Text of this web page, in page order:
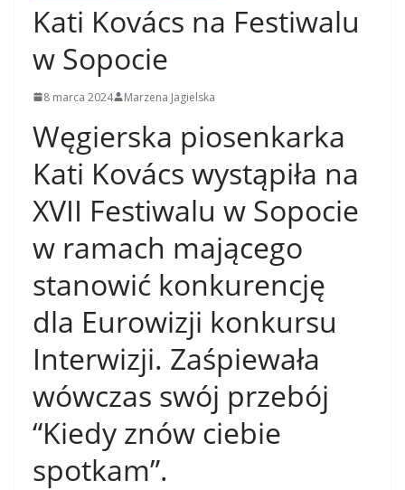
Kati Kovács na Festiwalu
w Sopocie
8 marca 2024 Marzena Jagielska
Węgierska piosenkarka
Kati Kovács wystąpiła na
XVII Festiwalu w Sopocie
w ramach mającego
stanowić konkurencję
dla Eurowizji konkursu
Interwizji. Zaśpiewała
wówczas swój przebój
“Kiedy znów ciebie
spotkam”.